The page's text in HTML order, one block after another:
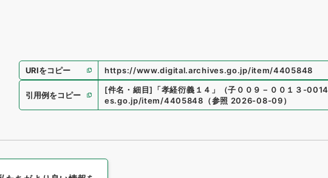
URIをコピー https://www.digital.archives.go.jp/item/4405848
引用例をコピー
[件名・細目] 「孝経衍義１４ 」 （子００９－００１３-0014
es.go.jp/item/4405848 （参照 2026-08-09）